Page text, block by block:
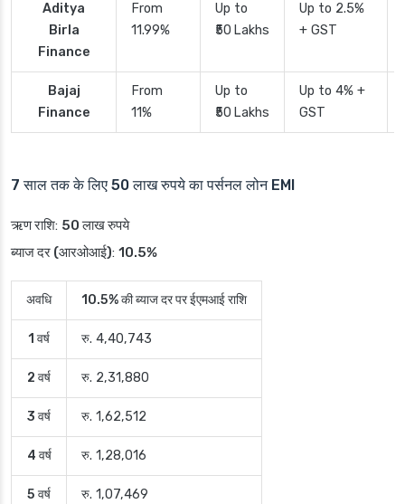
Aditya
Birla
Finance
From
11.99%
Up to
₹50 Lakhs
Up to 2.5%
+ GST
Bajaj
Finance
From
11%
Up to
₹50 Lakhs
Up to 4% +
GST
7 साल तक के लिए 50 लाख रुपये का पर्सनल लोन EMI
ऋण राशि: 50 लाख रुपये
ब्याज दर (आरओआई): 10.5%
अवधि 10.5% की ब्याज दर पर ईएमआई राशि
1 वर्ष रु. 4,40,743
2 वर्ष रु. 2,31,880
3 वर्ष रु. 1,62,512
4 वर्ष रु. 1,28,016
5 वर्ष रु. 1,07,469